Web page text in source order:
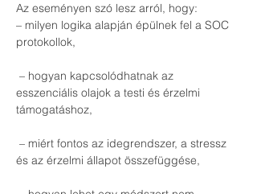
Az eseményen szó lesz arról, hogy:
– milyen logika alapján épülnek fel a SOC
protokollok,
esszenciális olajok a testi és érzelmi
támogatáshoz,
és az érzelmi állapot összefüggése,